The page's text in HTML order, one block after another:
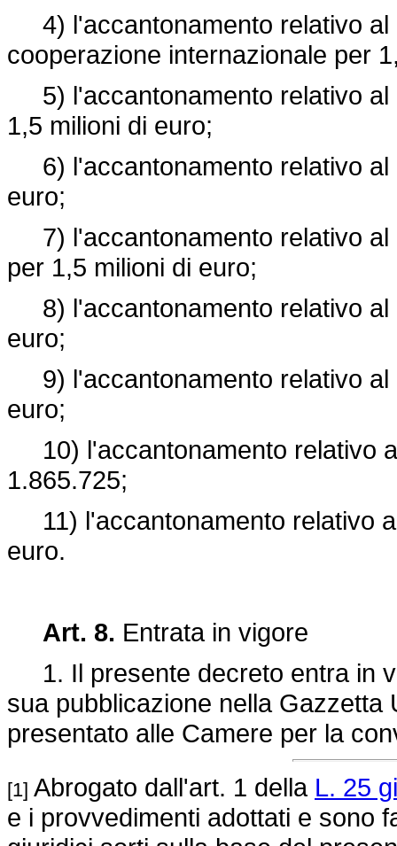
4) l'accantonamento relativo al
cooperazione internazionale per
5) l'accantonamento relativo al
1,5 milioni di euro;
6) l'accantonamento relativo al
euro;
7) l'accantonamento relativo al
per 1,5 milioni di euro;
8) l'accantonamento relativo al
euro;
9) l'accantonamento relativo al
euro;
10) l'accantonamento relativo
1.865.725;
11) l'accantonamento relativo
euro.
Art. 8. Entrata in vigore
1. Il presente decreto entra in
sua pubblicazione nella Gazzetta
presentato alle Camere per la
[1] Abrogato dall'art. 1 della L. 25
e i provvedimenti adottati e sono